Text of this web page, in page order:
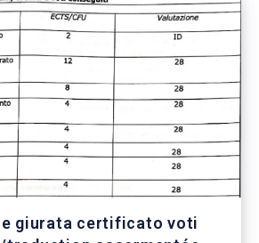
giurata certificato voti